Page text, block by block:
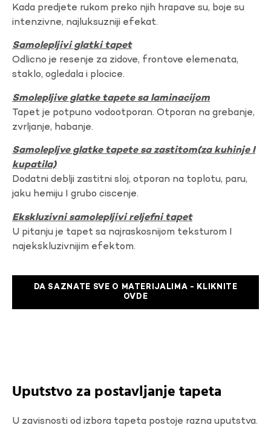
Kada predjete rukom preko njih hrapave su, boje su
intenzivne, najluksuzniji efekat.
Samolepljivi glatki tapet
Odlicno je resenje za zidove, frontove elemenata,
staklo, ogledala i plocice.
Smolepljive glatke tapete sa laminacijom
Tapet je potpuno vodootporan. Otporan na grebanje,
zvrljanje, habanje.
Samolepljve glatke tapete sa zastitom(za kuhinje I
kupatila)
Dodatni deblji zastitni sloj, otporan na toplotu, paru,
jaku hemiju I grubo ciscenje.
Ekskluzivni samolepljivi reljefni tapet
U pitanju je tapet sa najraskosnijom teksturom I
najekskluzivnijim efektom.
DA SAZNATE SVE O MATERIJALIMA - KLIKNITE
OVDE
Uputstvo za postavljanje tapeta
U zavisnosti od izbora tapeta postoje razna uputstva.